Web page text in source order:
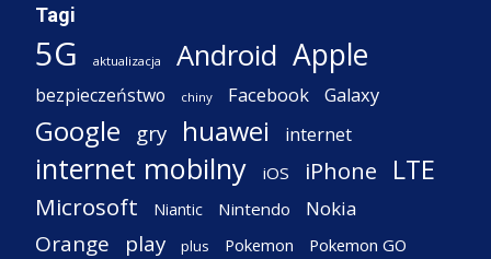
Tagi
5G aktualizacja Android Apple
bezpieczeństwo chiny Facebook Galaxy
Google gry huawei internet
internet mobilny iOS iPhone LTE
Microsoft Niantic Nintendo Nokia
Orange play plus Pokemon Pokemon GO